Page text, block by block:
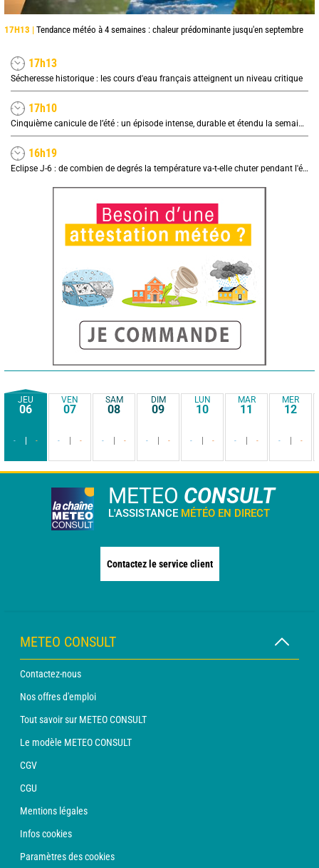
17H13 | Tendance météo à 4 semaines : chaleur prédominante jusqu'en septembre
17h13
Sécheresse historique : les cours d'eau français atteignent un niveau critique
17h10
Cinquième canicule de l’été : un épisode intense, durable et étendu la semaine prochaine
16h19
Eclipse J-6 : de combien de degrés la température va-t-elle chuter pendant l'éclipse du 12 août ?
JEU
06
- -
VEN
07
- -
SAM
08
- -
DIM
09
- -
LUN
10
- -
MAR
11
- -
MER
12
- -
METEO CONSULT
L'ASSISTANCE MÉTÉO EN DIRECT
Contactez le service client
METEO CONSULT
Contactez-nous
Nos offres d'emploi
Tout savoir sur METEO CONSULT
Le modèle METEO CONSULT
CGV
CGU
Mentions légales
Infos cookies
Paramètres des cookies